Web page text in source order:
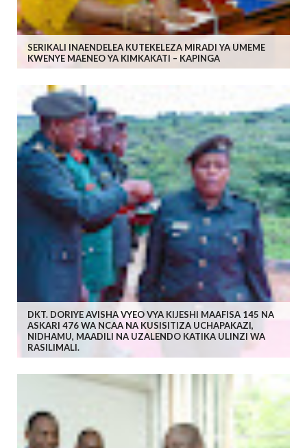
SERIKALI INAENDELEA KUTEKELEZA MIRADI YA UMEME
KWENYE MAENEO YA KIMKAKATI – KAPINGA
DKT. DORIYE AVISHA VYEO VYA KIJESHI MAAFISA 145 NA
ASKARI 476 WA NCAA NA KUSISITIZA UCHAPAKAZI,
NIDHAMU, MAADILI NA UZALENDO KATIKA ULINZI WA
RASILIMALI.